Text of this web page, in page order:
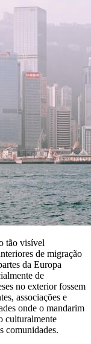
tão visível
de migração
da Europa
de
no exterior fossem
associações e
onde o mandarim
culturalmente
comunidades.